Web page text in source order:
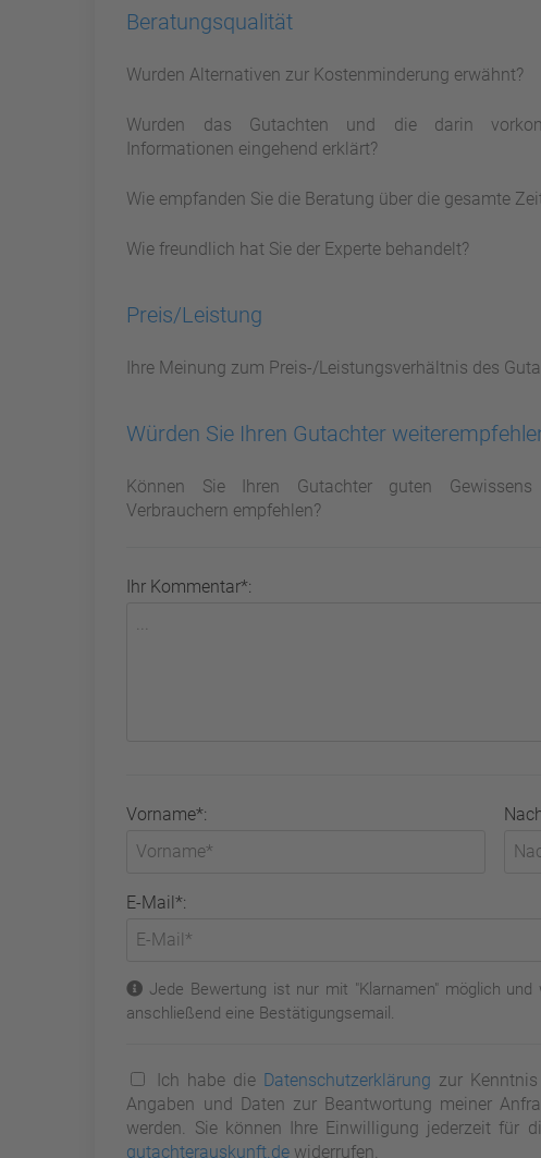
Beratungsqualität
Wurden Alternativen zur Kostenminderung erwähnt?
Wurden das Gutachten und die darin
Informationen eingehend erklärt?
Wie empfanden Sie die Beratung über die gesamte
Wie freundlich hat Sie der Experte behandelt?
Preis/Leistung
Ihre Meinung zum Preis-/Leistungsverhältnis des
Würden Sie Ihren Gutachter
Können Sie Ihren Gutachter guten Gewissens
Verbrauchern empfehlen?
Ihr Kommentar*:
Vorname*:
E-Mail*:
Jede Bewertung ist nur mit "Klarnamen" möglich
anschließend eine Bestätigungsemail.
Ich habe die Datenschutzerklärung zur
Angaben und Daten zur Beantwortung meiner
werden. Sie können Ihre Einwilligung jederzeit für
gutachterauskunft.de widerrufen.